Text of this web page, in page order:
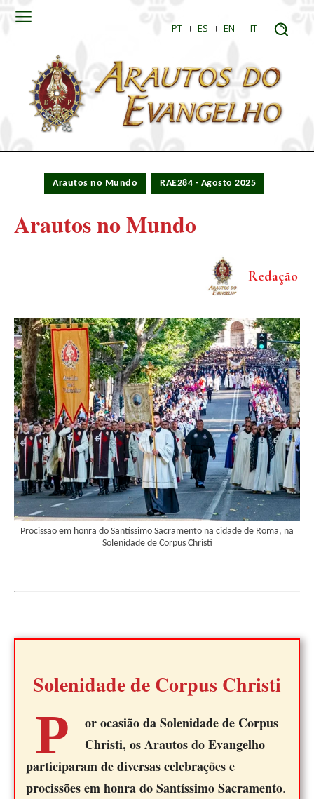
PT ES EN IT
Arautos no Mundo RAE284 - Agosto 2025
Arautos no Mundo
Redação
Procissão em honra do Santíssimo Sacramento na cidade de Roma, na
Solenidade de Corpus Christi
Solenidade de Corpus Christi
P
or ocasião da Solenidade de Corpus
Christi, os Arautos do Evangelho
participaram de diversas celebrações e
procissões em honra do Santíssimo Sacramento.